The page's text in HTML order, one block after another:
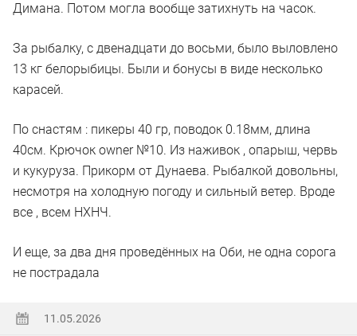
Димана. Потом могла вообще затихнуть на часок.
За рыбалку, с двенадцати до восьми, было выловлено
13 кг белорыбицы. Были и бонусы в виде несколько
карасей.
По снастям : пикеры 40 гр, поводок 0.18мм, длина
40см. Крючок owner №10. Из наживок , опарыш, червь
и кукуруза. Прикорм от Дунаева. Рыбалкой довольны,
несмотря на холодную погоду и сильный ветер. Вроде
все , всем НХНЧ.
И еще, за два дня проведённых на Оби, не одна сорога
не пострадала
11.05.2026